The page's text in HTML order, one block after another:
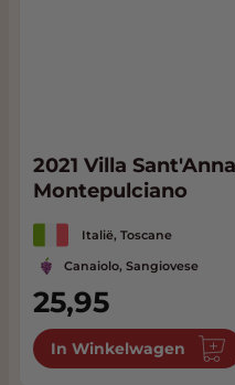
2021 Villa
Montepulciano
Italië, Toscane
Canaiolo, Sangiovese
25,95
In Winkelwagen